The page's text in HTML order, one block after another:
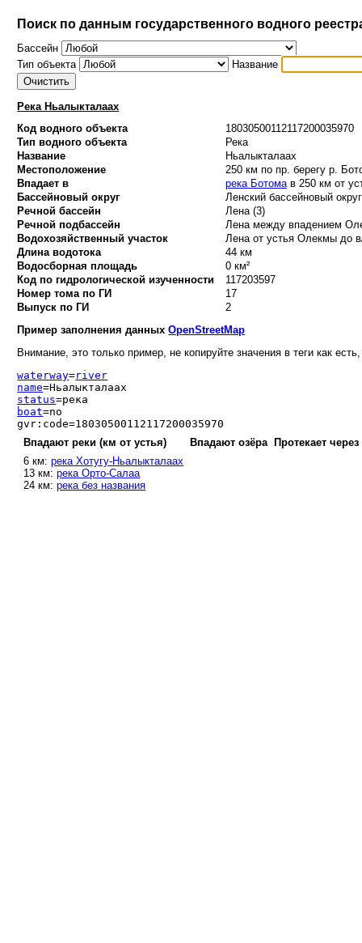
Поиск по данным государственного водного
Бассейн
Тип объекта
Название
Река Ньалыкталаах
Код водного объекта
18030500112117200035970
Тип водного объекта
Река
Название
Ньалыкталаах
Местоположение
250 км по пр. берегу р.
Впадает в
река Ботомав 250 км от
Бассейновый округ
Ленский бассейновый
Речной бассейн
Лена (3)
Речной подбассейн
Лена между впадением
Водохозяйственный участок
Лена от устья Олекмы до
Длина водотока
44 км
Водосборная площадь
0 км²
Код по гидрологической изученности
117203597
Номер тома по ГИ
17
Выпуск по ГИ
2
Пример заполнения данныхOpenStreetMap
Внимание, это только пример, не копируйте значения в теги как
waterway=river
name=Ньалыкталаах
status=река
boat=no
gvr:code=18030500112117200035970
Впадают реки (км от устья)
Впадают озёра
Протекает через
6 км:река Хотугу-Ньалыкталаах
13 км:река Орто-Салаа
24 км:река без названия